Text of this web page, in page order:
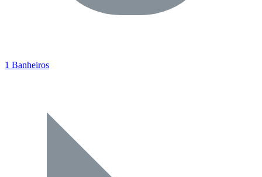
1 Banheiros